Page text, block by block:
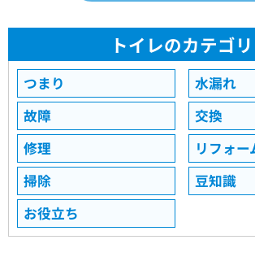
トイレのカテゴリ
つまり
水漏れ
故障
交換
修理
リフォー
掃除
豆知識
お役立ち